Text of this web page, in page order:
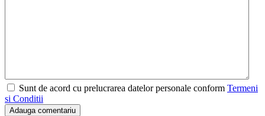
Sunt de acord cu prelucrarea datelor personale conform Termeni
si Conditii
Adauga comentariu